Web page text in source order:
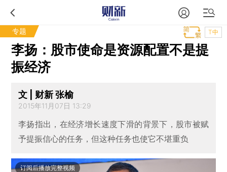
专题 T中
李扬：股市使命是资源配置不是提
振经济
文 | 财新 张榆
2015年11月07日 13:29
李扬指出，在经济增长速度下滑的背景下，股市被赋
予提振信心的任务，但这种任务也使它不堪重负
订阅后播放完整视频